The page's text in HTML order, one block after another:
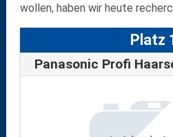
wollen, haben wir heute
Platz